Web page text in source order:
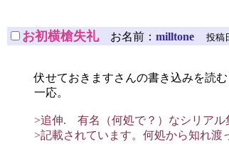
お初横槍失礼お名前： milltone 投稿
伏せておきますさんの書き込みを読
一応。
>追伸. 有名（何処で？）なシリアル
>記載されています。何処から知れ渡